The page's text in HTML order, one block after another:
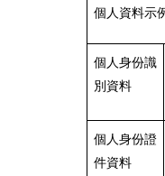
個人資料示
個人身份識
別資料
個人身份證
件資料